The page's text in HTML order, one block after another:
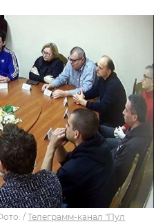
/Телеграмм-канал "Пул